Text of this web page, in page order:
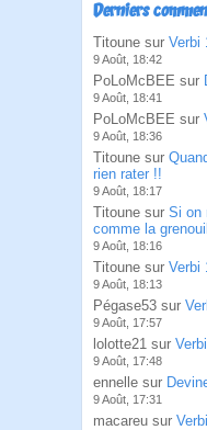
Derniers
Titoune sur Verbi
9 Août, 18:42
PoLoMcBEE sur
9 Août, 18:41
PoLoMcBEE sur
9 Août, 18:36
Titoune sur
rien rater !!
9 Août, 18:17
Titoune sur Si on
comme la
9 Août, 18:16
Titoune sur Verbi
9 Août, 18:13
Pégase53 sur
9 Août, 17:57
lolotte21 sur
9 Août, 17:48
ennelle sur
9 Août, 17:31
macareu sur